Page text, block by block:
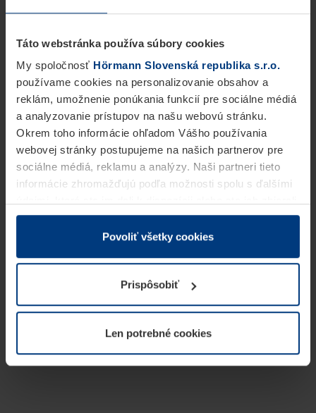
Táto webstránka používa súbory cookies
My spoločnosť Hörmann Slovenská republika s.r.o.
používame cookies na personalizovanie obsahov a
reklám, umožnenie ponúkania funkcií pre sociálne médiá
a analyzovanie prístupov na našu webovú stránku.
Okrem toho informácie ohľadom Vášho používania
webovej stránky postupujeme na našich partnerov pre
sociálne médiá, reklamu a analýzy. Naši partneri tieto
informácie zhromažďujú podľa možnosti spolu s ďalšími
v rámci Vášho využívania služieb.
Z právneho hľadiska môžeme cookies ukladať na Vašom
prevádzku tejto stránky. Pre všetky ostatné typy cookie
potrebujeme Vaše povolenie. Vaše povolenie môžete
kedykoľvek zmeniť alebo odvolať vo vysvetlení cookie
našej webovej stránky.
Povoliť všetky cookies
Prispôsobiť
Len potrebné cookies